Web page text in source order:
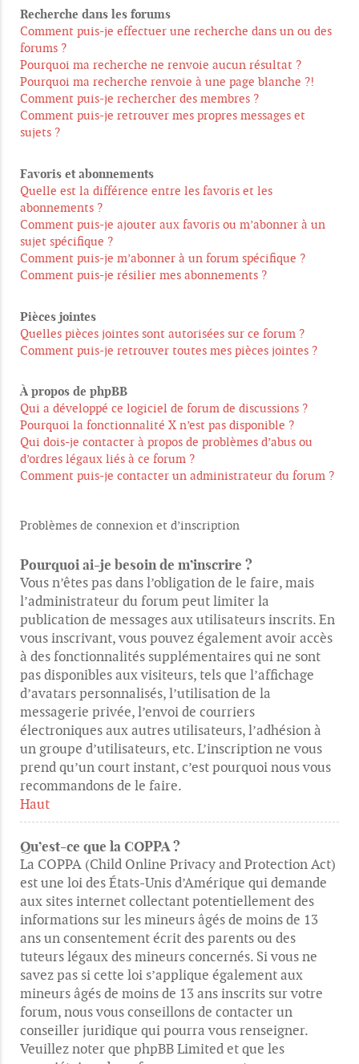
Recherche dans les forums
Comment puis-je effectuer une recherche dans un ou des
forums ?
Pourquoi ma recherche ne renvoie aucun résultat ?
Pourquoi ma recherche renvoie à une page blanche ?!
Comment puis-je rechercher des membres ?
Comment puis-je retrouver mes propres messages et
sujets ?
Favoris et abonnements
Quelle est la différence entre les favoris et les
abonnements ?
Comment puis-je ajouter aux favoris ou m’abonner à un
sujet spécifique ?
Comment puis-je m’abonner à un forum spécifique ?
Comment puis-je résilier mes abonnements ?
Pièces jointes
Quelles pièces jointes sont autorisées sur ce forum ?
Comment puis-je retrouver toutes mes pièces jointes ?
À propos de phpBB
Qui a développé ce logiciel de forum de discussions ?
Pourquoi la fonctionnalité X n’est pas disponible ?
Qui dois-je contacter à propos de problèmes d’abus ou
d’ordres légaux liés à ce forum ?
Comment puis-je contacter un administrateur du forum ?
Problèmes de connexion et d’inscription
Pourquoi ai-je besoin de m’inscrire ?
Vous n’êtes pas dans l’obligation de le faire, mais
l’administrateur du forum peut limiter la
publication de messages aux utilisateurs inscrits. En
vous inscrivant, vous pouvez également avoir accès
à des fonctionnalités supplémentaires qui ne sont
pas disponibles aux visiteurs, tels que l’affichage
d’avatars personnalisés, l’utilisation de la
messagerie privée, l’envoi de courriers
électroniques aux autres utilisateurs, l’adhésion à
un groupe d’utilisateurs, etc. L’inscription ne vous
prend qu’un court instant, c’est pourquoi nous vous
recommandons de le faire.
Haut
Qu’est-ce que la COPPA ?
La COPPA (Child Online Privacy and Protection Act)
est une loi des États-Unis d’Amérique qui demande
aux sites internet collectant potentiellement des
informations sur les mineurs âgés de moins de 13
ans un consentement écrit des parents ou des
tuteurs légaux des mineurs concernés. Si vous ne
savez pas si cette loi s’applique également aux
mineurs âgés de moins de 13 ans inscrits sur votre
forum, nous vous conseillons de contacter un
conseiller juridique qui pourra vous renseigner.
Veuillez noter que phpBB Limited et que les